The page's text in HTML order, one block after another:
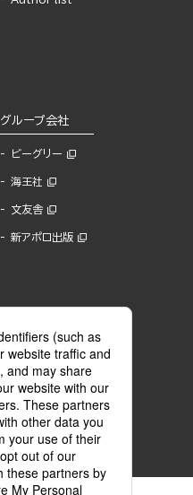
グループ会社
ビーグリー
海王社
文友舎
新アポロ出版